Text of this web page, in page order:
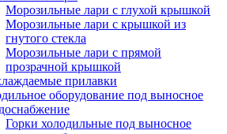
Морозильные лари с глухой крышкой
Морозильные лари с крышкой из
гнутого стекла
Морозильные лари с прямой
прозрачной крышкой
прилавки
оборудование под выносное
Горки холодильные под выносное